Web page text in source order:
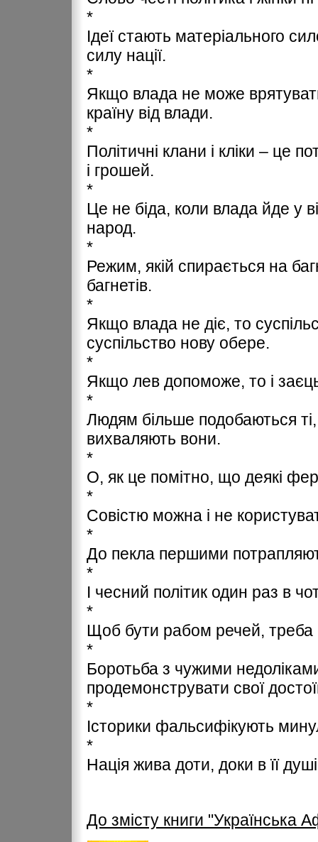
*
Ідеї стають матеріального
силу нації.
*
Якщо влада не може
країну від влади.
*
Політичні клани і кліки – це
і грошей.
*
Це не біда, коли влада йде у
народ.
*
Режим, якій спирається на
багнетів.
*
Якщо влада не діє, то
суспільство нову обере.
*
Якщо лев допоможе, то і
*
Людям більше подобаються ті,
вихваляють вони.
*
О, як це помітно, що деякі
*
Совістю можна і не
*
До пекла першими
*
І чесний політик один раз в
*
Щоб бути рабом речей, треба
*
Боротьба з чужими
продемонструвати свої
*
Історики фальсифікують
*
Нація жива доти, доки в її
До змісту книги "Українська